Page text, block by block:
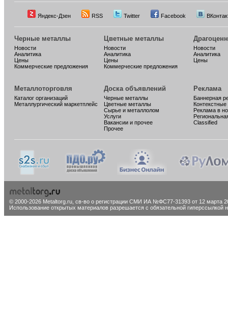
Яндекс-Дзен RSS Twitter Facebook
Черные металлы
Новости
Аналитика
Цены
Коммерческие предложения
Цветные металлы
Новости
Аналитика
Цены
Коммерческие предложения
Новости
Аналитика
Цены
Металлоторговля
Каталог организаций
Металлургический маркетплейс
Доска объявлений
Черные металлы
Цветные металлы
Сырье и металлолом
Услуги
Вакансии и прочее
Прочее
Реклама
Баннерная
Реклама в
Classified
© 2000-2026 Metaltorg.ru, св-во о регистрации СМИ ИА №ФС77-31393 от 12 марта
Использование открытых материалов разрешается с обязательной гиперссылкой